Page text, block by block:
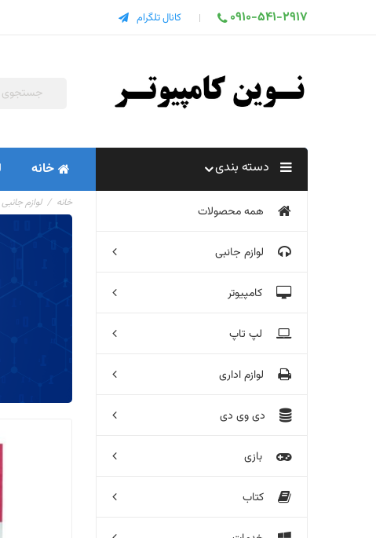
0910-541-2917 کانال تلگرام
دسته بندی خانه
همه محصولات
لوازم جانبی
کامپیوتر
لپ تاپ
لوازم اداری
دی وی دی
بازی
کتاب
خانه لوازم جانبی